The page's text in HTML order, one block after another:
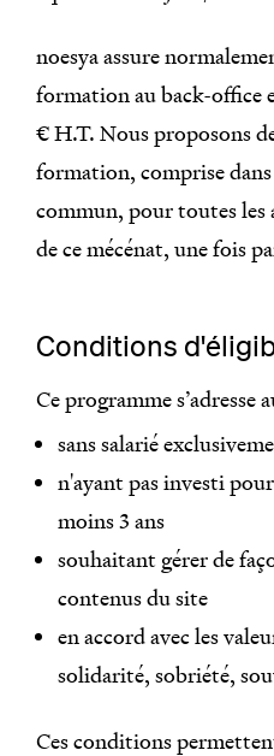
noesya assure
formation au back-office
€ H.T. Nous proposons
formation, comprise
commun, pour toutes les
de ce mécénat, une fois
Conditions
Ce programme s’adresse
sans salarié
n'ayant pas investi
moins 3 ans
souhaitant gérer de
contenus du site
en accord avec les
solidarité, sobriété,
Ces conditions